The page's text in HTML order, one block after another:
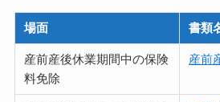
場面 書類
産前産後休業期間中の保険
料免除
産前